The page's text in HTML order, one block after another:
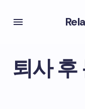
퇴사 후